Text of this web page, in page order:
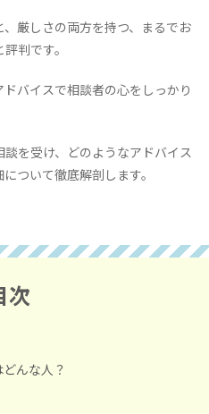
厳しさの両方を持つ、まるでお
判です。
バイスで相談者の心をしっかり
を受け、どのようなアドバイス
ついて徹底解剖します。
次
んな人？